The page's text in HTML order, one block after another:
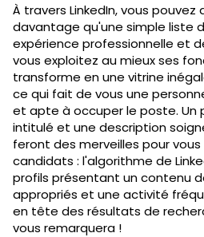
À travers LinkedIn, vous pouvez
davantage qu'une simple liste
expérience professionnelle et
vous exploitez au mieux ses
transforme en une vitrine
ce qui fait de vous une
et apte à occuper le poste. Un
intitulé et une description
feront des merveilles pour
candidats : l'algorithme de
profils présentant un contenu
appropriés et une activité
en tête des résultats de
vous remarquera !